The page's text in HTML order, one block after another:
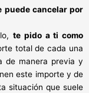
puede cancelar por
te pido a ti como
total de cada una
de manera previa y
este importe y de
situación que suele